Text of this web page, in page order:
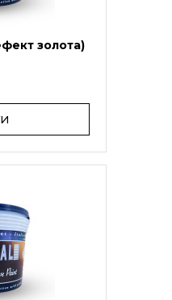
золота)